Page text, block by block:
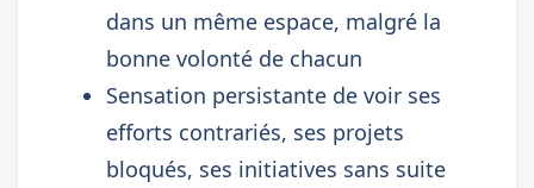
dans un même espace, malgré la
bonne volonté de chacun
Sensation persistante de voir ses
efforts contrariés, ses projets
bloqués, ses initiatives sans suite